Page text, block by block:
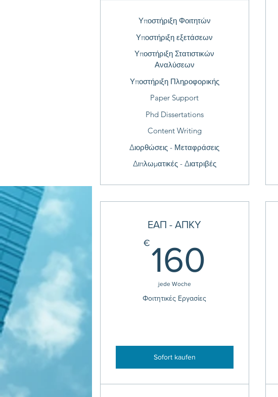
Υποστήριξη Φοιτητών
Υποστήριξη εξετάσεων
Υποστήριξη Στατιστικών
Αναλύσεων
Υποστήριξη Πληροφορικής
Paper Support
Phd Dissertations
Content Writing
Διορθώσεις - Μεταφράσεις
Διπλωματικές - Διατριβές
ΕΑΠ - ΑΠΚΥ
€ 160
jede Woche
Φοιτητικές Εργασίες
Sofort kaufen